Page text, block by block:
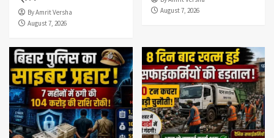
By Amrit Versha
August 7, 2026
August 7, 2026